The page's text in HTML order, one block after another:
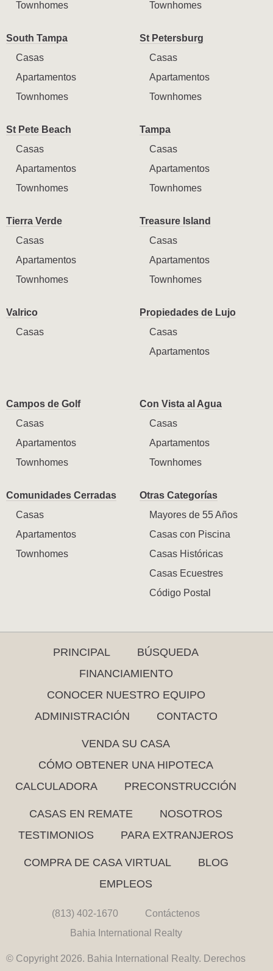
Townhomes
Townhomes
South Tampa
Casas
Apartamentos
Townhomes
St Petersburg
Casas
Apartamentos
Townhomes
St Pete Beach
Casas
Apartamentos
Townhomes
Tampa
Casas
Apartamentos
Townhomes
Tierra Verde
Casas
Apartamentos
Townhomes
Treasure Island
Casas
Apartamentos
Townhomes
Valrico
Casas
Propiedades de Lujo
Casas
Apartamentos
Campos de Golf
Casas
Apartamentos
Townhomes
Con Vista al Agua
Casas
Apartamentos
Townhomes
Comunidades Cerradas
Casas
Apartamentos
Townhomes
Otras Categorías
Mayores de 55 Años
Casas con Piscina
Casas Históricas
Casas Ecuestres
Código Postal
PRINCIPAL
BÚSQUEDA
FINANCIAMIENTO
CONOCER NUESTRO EQUIPO
ADMINISTRACIÓN
CONTACTO
VENDA SU CASA
CÓMO OBTENER UNA HIPOTECA
CALCULADORA
PRECONSTRUCCIÓN
CASAS EN REMATE
NOSOTROS
TESTIMONIOS
PARA EXTRANJEROS
COMPRA DE CASA VIRTUAL
BLOG
EMPLEOS
(813) 402-1670
Contáctenos
Bahia International Realty
© Copyright 2026. Bahia International Realty. Derechos